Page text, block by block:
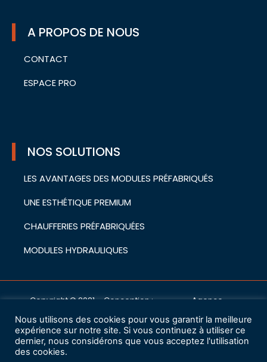
A PROPOS DE NOUS
CONTACT
ESPACE PRO
NOS SOLUTIONS
LES AVANTAGES DES MODULES PRÉFABRIQUÉS
UNE ESTHÉTIQUE PREMIUM
CHAUFFERIES PRÉFABRIQUÉES
MODULES HYDRAULIQUES
Copyright © 2021 – Conception : Agencecwa
Mentions légales
Charte de protection des données à caractère personnel
Nous utilisons des cookies pour vous garantir la meilleure
expérience sur notre site. Si vous continuez à utiliser ce
dernier, nous considérons que vous acceptez l'utilisation
des cookies.